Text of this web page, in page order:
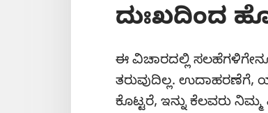
ದುಃಖದಿಂದ
ಈ ವಿಚಾರದಲ್ಲಿ
ತರುವುದಿಲ್ಲ. ಉದಾಹರಣೆಗೆ,
ಕೊಟ್ಟರೆ, ಇನ್ನು ಕೆಲವರು ನಿಮ್ಮ